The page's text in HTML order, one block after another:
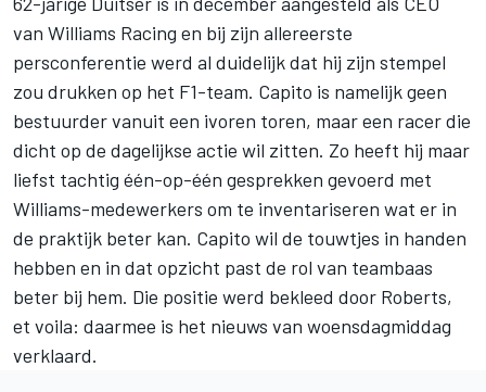
van Williams Racing en bij zijn allereerste
persconferentie werd al duidelijk dat hij zijn stempel
zou drukken op het F1-team. Capito is namelijk geen
bestuurder vanuit een ivoren toren, maar een racer die
dicht op de dagelijkse actie wil zitten. Zo heeft hij maar
liefst tachtig één-op-één gesprekken gevoerd met
Williams-medewerkers om te inventariseren wat er in
de praktijk beter kan. Capito wil de touwtjes in handen
hebben en in dat opzicht past de rol van teambaas
beter bij hem. Die positie werd bekleed door Roberts,
et voila: daarmee is het nieuws van woensdagmiddag
verklaard.